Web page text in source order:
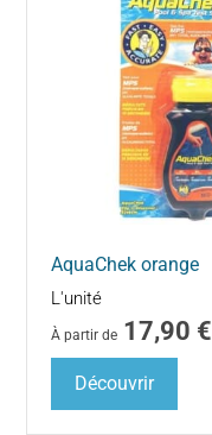
AquaChek orange
L'unité
À partir de 17,90 €
Découvrir